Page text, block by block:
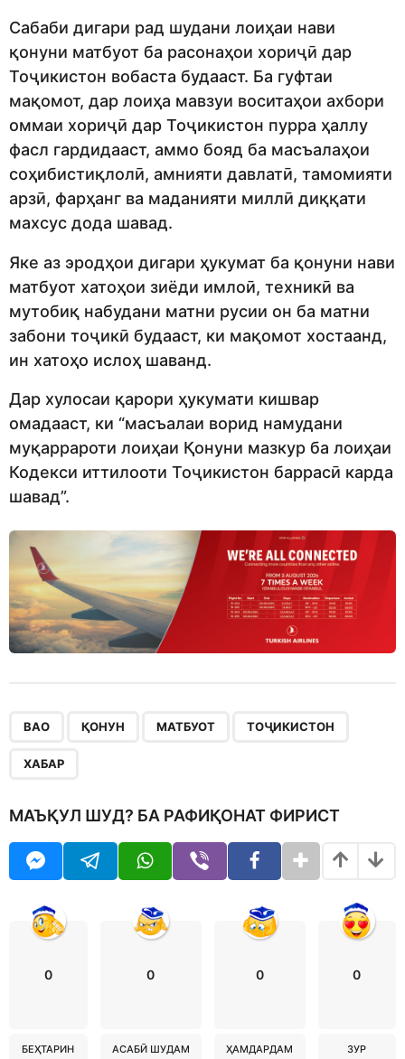
Сабаби дигари рад шудани лоиҳаи нави
қонуни матбуот ба расонаҳои хориҷӣ дар
Тоҷикистон вобаста будааст. Ба гуфтаи
мақомот, дар лоиҳа мавзуи воситаҳои ахбори
оммаи хориҷӣ дар Тоҷикистон пурра ҳаллу
фасл гардидааст, аммо бояд ба масъалаҳои
соҳибистиқлолӣ, амнияти давлатӣ, тамомияти
арзӣ, фарҳанг ва маданияти миллӣ диққати
махсус дода шавад.
Яке аз эродҳои дигари ҳукумат ба қонуни нави
матбуот хатоҳои зиёди имлоӣ, техникӣ ва
мутобиқ набудани матни русии он ба матни
забони тоҷикӣ будааст, ки мақомот хостаанд,
ин хатоҳо ислоҳ шаванд.
Дар хулосаи қарори ҳукумати кишвар
омадааст, ки “масъалаи ворид намудани
муқаррароти лоиҳаи Қонуни мазкур ба лоиҳаи
Кодекси иттилооти Тоҷикистон баррасӣ карда
шавад”.
ВАО ҚОНУН МАТБУОТ ТОҶИКИСТОН
ХАБАР
МАЪҚУЛ ШУД? БА РАФИҚОНАТ ФИРИСТ
0
БЕҲТАРИН
0
АСАБӢ ШУДАМ
0
ҲАМДАРДАМ
0
ЗУР